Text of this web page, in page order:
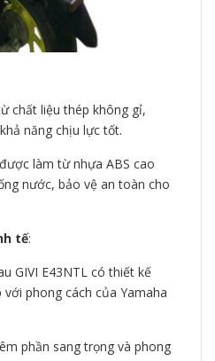
chất liệu thép không gỉ,
năng chịu lực tốt.
làm từ nhựa ABS cao
nước, bảo vệ an toàn cho
tế:
GIVI E43NTL có thiết kế
phong cách của Yamaha
phần sang trọng và phong